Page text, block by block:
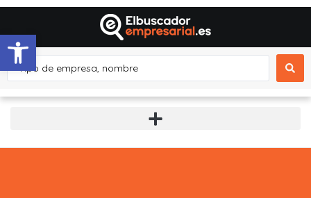
Abrir barra de herramientas